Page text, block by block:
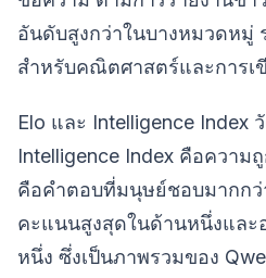
อันดับสูงกว่าในบางหมวดหมู่
สำหรับคณิตศาสตร์และการเ
Elo และ Intelligence Index
Intelligence Index คือความ
คือคำตอบที่มนุษย์ชอบมากกว่
คะแนนสูงสุดในด้านหนึ่งและ
หนึ่ง ซึ่งเป็นภาพรวมของ